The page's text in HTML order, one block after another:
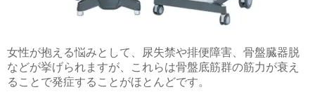
女性が抱える悩みとして、尿失禁や排便障害、骨盤臓器脱
などが挙げられますが、これらは骨盤底筋群の筋力が衰え
ることで発症することがほとんどです。